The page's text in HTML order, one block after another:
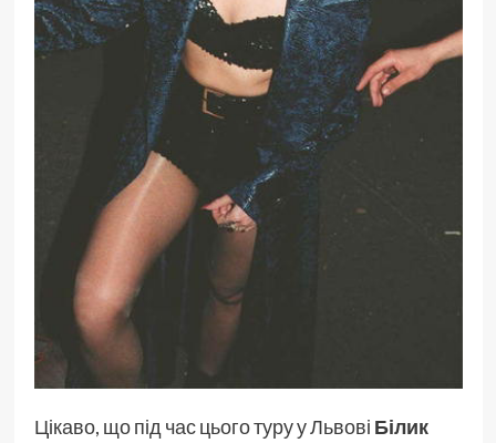
Цікаво, що під час цього туру у Львові Білик